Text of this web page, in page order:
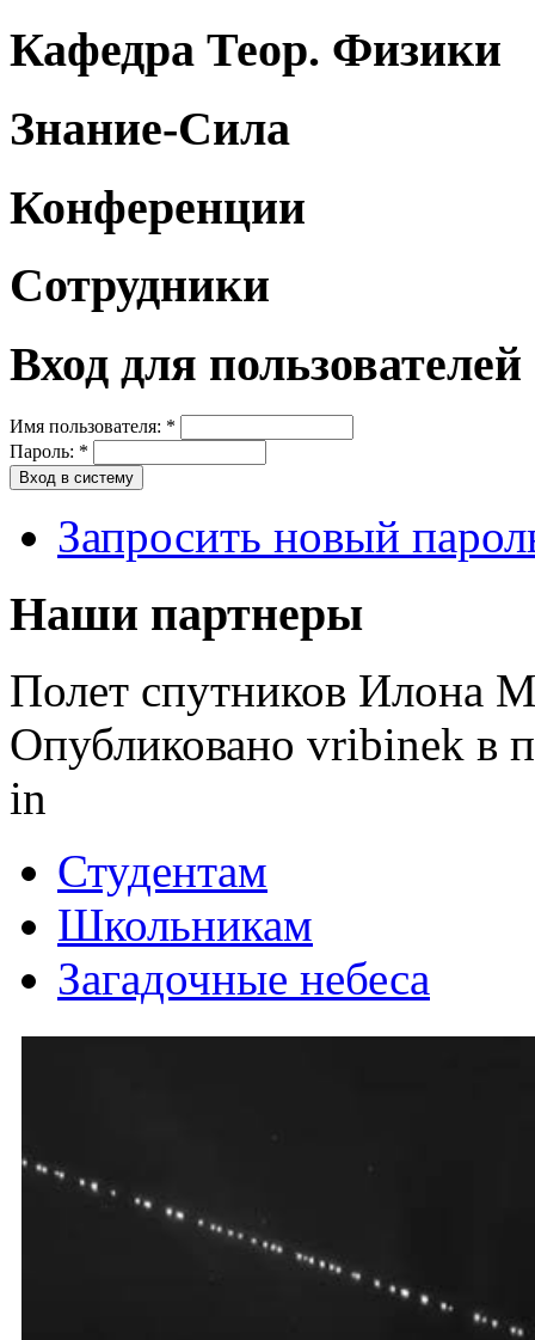
Кафедра Теор. Физики
Знание-Сила
Конференции
Сотрудники
Вход для пользователей
Имя пользователя: *
Пароль: *
Запросить новый
Наши партнеры
Полет спутников Илона
Опубликовано vribinek в
in
Студентам
Школьникам
Загадочные небеса